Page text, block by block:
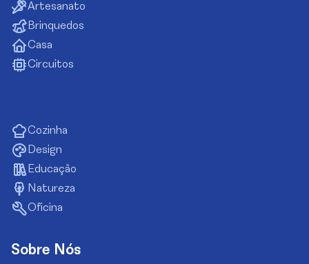
Artesanato
Brinquedos
Casa
Circuitos
Cozinha
Design
Educação
Natureza
Oficina
Sobre Nós